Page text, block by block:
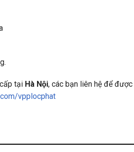
tại Hà Nội, các bạn liên hệ để
vpplocphat